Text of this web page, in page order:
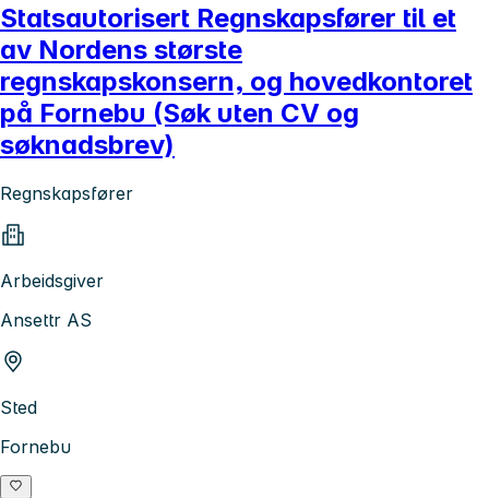
Statsautorisert Regnskapsfører til et
av Nordens største
regnskapskonsern, og hovedkontoret
på Fornebu (Søk uten CV og
søknadsbrev)
Regnskapsfører
Arbeidsgiver
Ansettr AS
Sted
Fornebu